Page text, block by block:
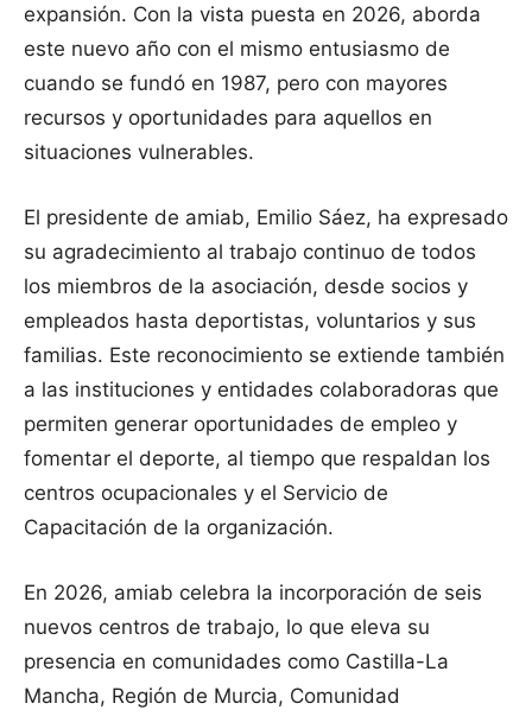
expansión. Con la vista puesta en 2026, aborda
este nuevo año con el mismo entusiasmo de
cuando se fundó en 1987, pero con mayores
recursos y oportunidades para aquellos en
situaciones vulnerables.
El presidente de amiab, Emilio Sáez, ha expresado
su agradecimiento al trabajo continuo de todos
los miembros de la asociación, desde socios y
empleados hasta deportistas, voluntarios y sus
familias. Este reconocimiento se extiende también
a las instituciones y entidades colaboradoras que
permiten generar oportunidades de empleo y
fomentar el deporte, al tiempo que respaldan los
centros ocupacionales y el Servicio de
Capacitación de la organización.
En 2026, amiab celebra la incorporación de seis
nuevos centros de trabajo, lo que eleva su
presencia en comunidades como Castilla-La
Mancha, Región de Murcia, Comunidad